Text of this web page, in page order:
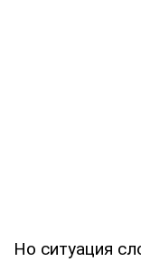
Но ситуация